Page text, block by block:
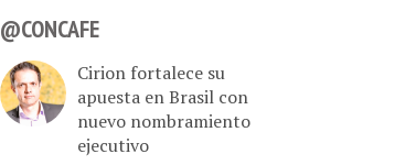
@CONCAFE
Cirion fortalece su
apuesta en Brasil con
nuevo nombramiento
ejecutivo